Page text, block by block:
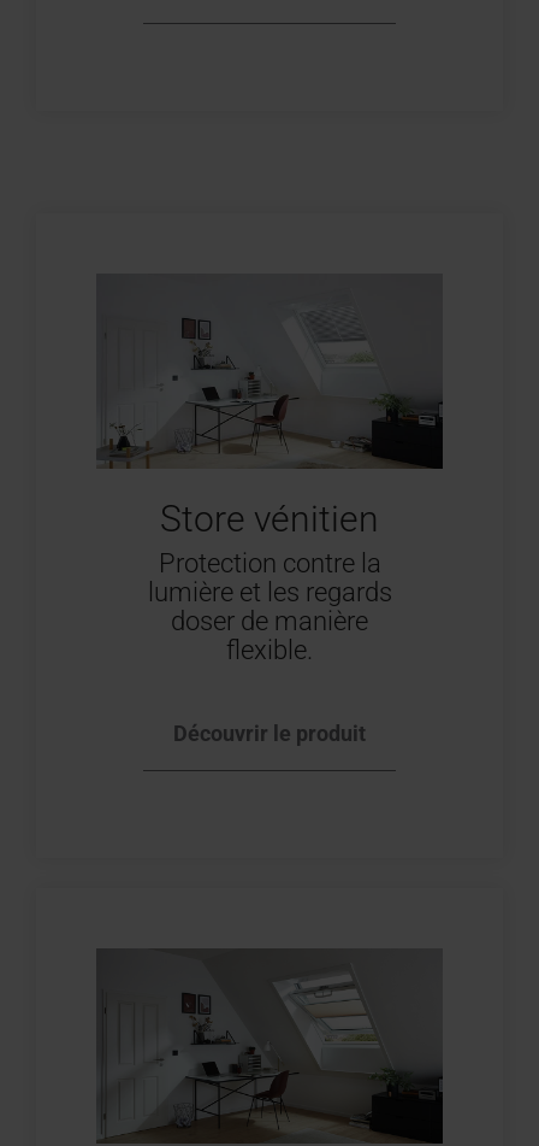
Store vénitien
Protection contre la
lumière et les regards
doser de manière
flexible.
Découvrir le produit